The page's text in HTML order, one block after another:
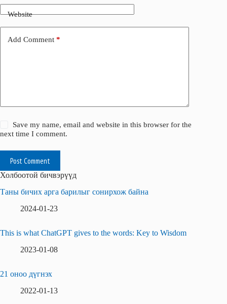
Website
Add Comment *
Save my name, email and website in this browser for the
next time I comment.
Post Comment
Холбоотой бичвэрүүд
Таны бичих арга барилыг сонирхож байна
2024-01-23
This is what ChatGPT gives to the words: Key to Wisdom
2023-01-08
21 оноо дүгнэх
2022-01-13